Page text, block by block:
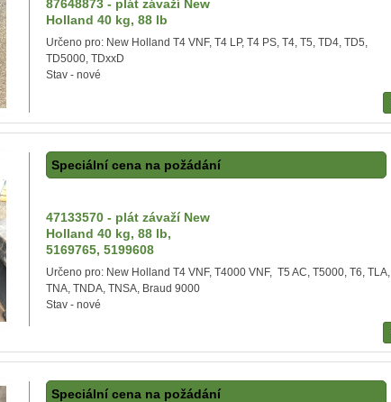
87648873 - plát závaží New
Holland 40 kg, 88 lb
Určeno pro: New Holland T4 VNF, T4 LP, T4 PS, T4, T5, TD4, TD5,
TD5000, TDxxD
Stav - nové
Speciální cena na požádání
47133570 - plát závaží New
Holland 40 kg, 88 lb,
5169765, 5199608
Určeno pro: New Holland T4 VNF, T4000 VNF, T5 AC, T5000, T6, TLA,
TNA, TNDA, TNSA, Braud 9000
Stav - nové
Speciální cena na požádání